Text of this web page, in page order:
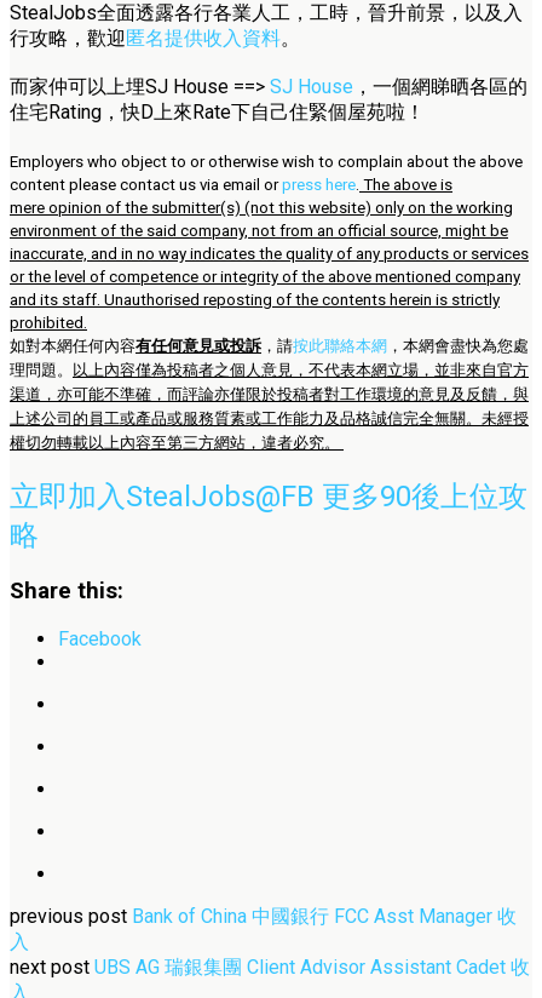
StealJobs全面透露各行各業人工，工時，晉升前景，以及入
行攻略，歡迎 匿名提供收入資料。
而家仲可以上埋SJ House ==> SJ House ，一個網睇晒各區的
住宅Rating，快D上來Rate下自己住緊個屋苑啦！
Employers who object to or otherwise wish to complain about the above
content please contact us via email orpress here. The above is
mere opinion of the submitter(s) (not this website) only on the working
environment of the said company, not from an official source, might be
inaccurate, and in no way indicates the quality of any products or services
or the level of competence or integrity of the above mentioned company
and its staff. Unauthorised reposting of the contents herein is strictly
prohibited.
如對本網任何內容有任何意見或投訴 ，請按此聯絡本網 ，本網會盡快為您處
理問題。
以上內容僅為投稿者之個人意見，不代表本網立場，並非來自官方
渠道，亦可能不準確，而評論亦僅限於投稿者對工作環境的意見及反饋，與
上述公司的員工或產品或服務質素或工作能力及品格誠信完全無關。未經授
權切勿轉載以上內容至第三方網站，違者必究。
立即加入StealJobs@FB 更多90後上位攻
略
Share this:
Facebook
previous post Bank of China 中國銀行 FCC Asst Manager 收
入
next post UBS AG 瑞銀集團 Client Advisor Assistant Cadet 收
入